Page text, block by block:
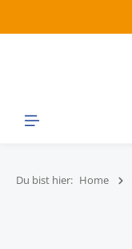
Du bist hier: Home